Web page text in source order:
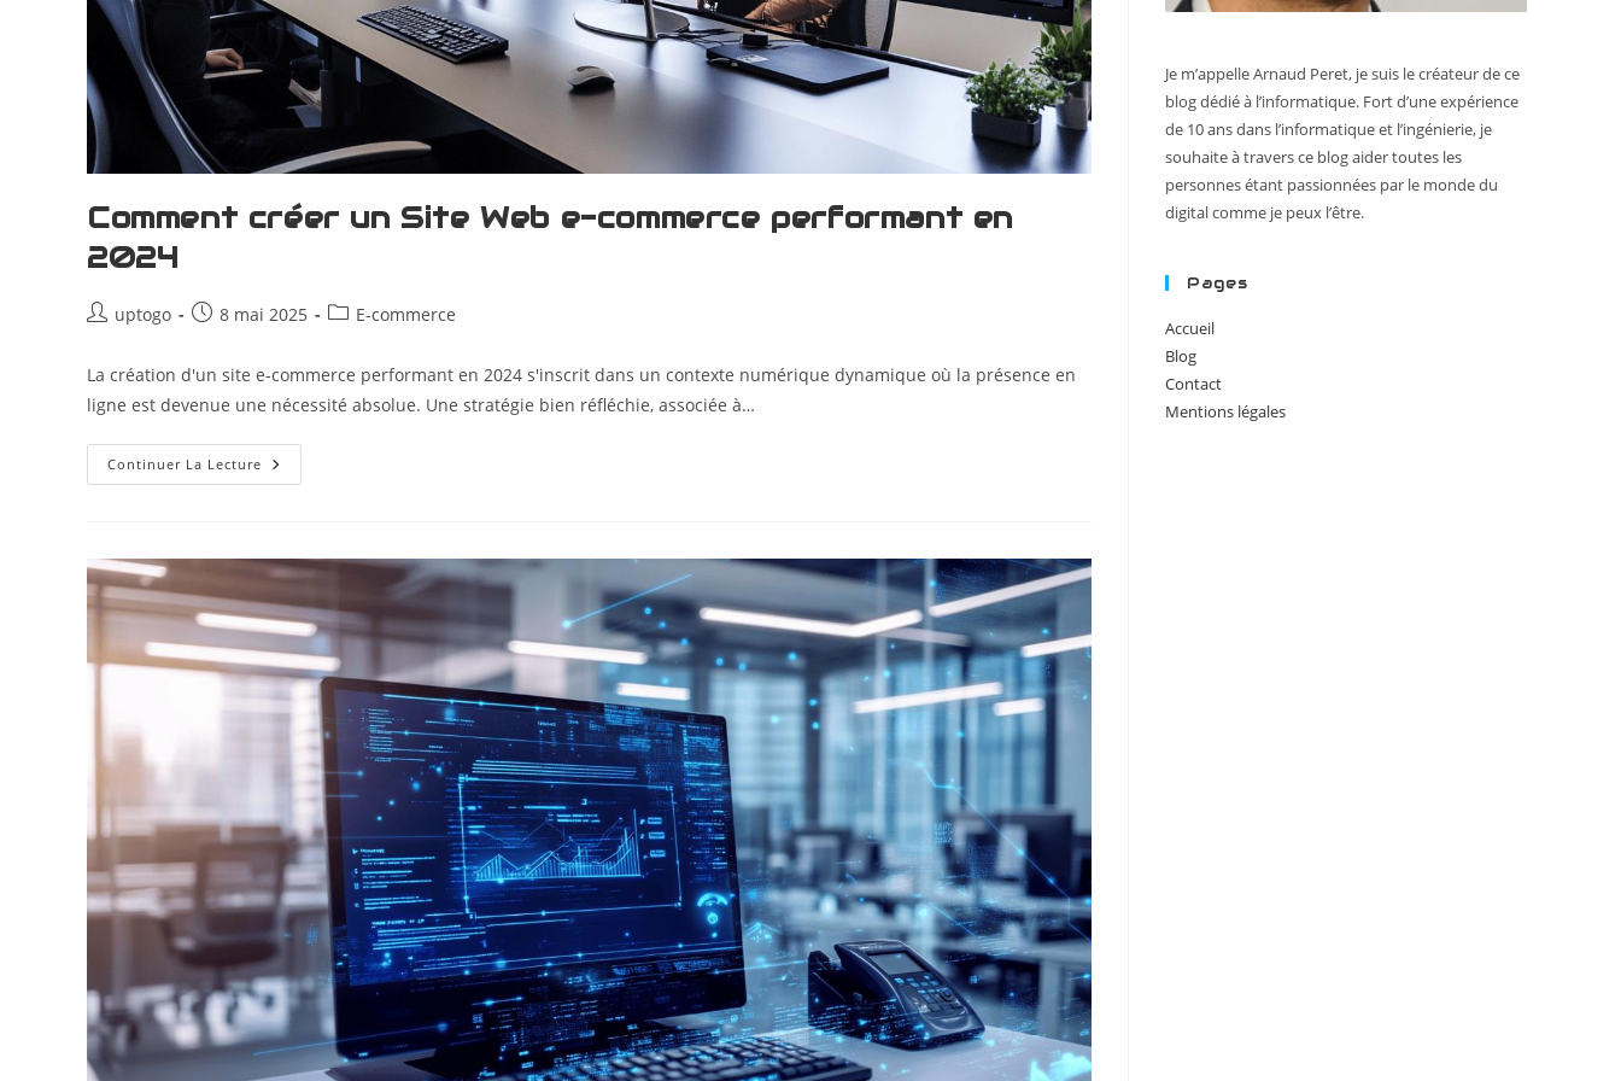
Comment créer un Site Web e-commerce performant en
2024
uptogo 8 mai 2025 E-commerce
La création d'un site e-commerce performant en 2024 s'inscrit dans un contexte numérique dynamique où la présence en
ligne est devenue une nécessité absolue. Une stratégie bien réfléchie, associée à…
Continuer La Lecture
Je m’appelle Arnaud Peret, je suis le créateur de ce
blog dédié à l’informatique. Fort d’une expérience
de 10 ans dans l’informatique et l’ingénierie, je
souhaite à travers ce blog aider toutes les
personnes étant passionnées par le monde du
digital comme je peux l’être.
Pages
Accueil
Blog
Contact
Mentions légales